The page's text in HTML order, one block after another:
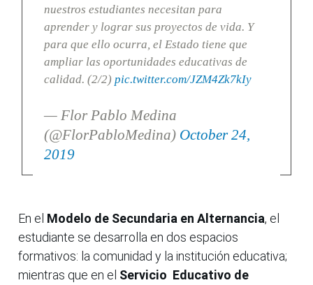
nuestros estudiantes necesitan para
aprender y lograr sus proyectos de vida. Y
para que ello ocurra, el Estado tiene que
ampliar las oportunidades educativas de
calidad. (2/2) pic.twitter.com/JZM4Zk7kIy
— Flor Pablo Medina
(@FlorPabloMedina) October 24,
2019
En el Modelo de Secundaria en Alternancia, el
estudiante se desarrolla en dos espacios
formativos: la comunidad y la institución educativa;
mientras que en el Servicio Educativo de